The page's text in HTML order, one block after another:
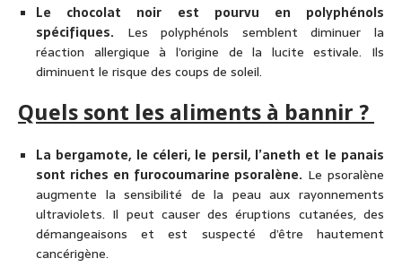
Le chocolat noir est pourvu en polyphénols
spécifiques. Les polyphénols semblent diminuer la
réaction allergique à l’origine de la lucite estivale. Ils
diminuent le risque des coups de soleil.
Quels sont les aliments à bannir ?
La bergamote, le céleri, le persil, l’aneth et le panais
sont riches en furocoumarine psoralène. Le psoralène
augmente la sensibilité de la peau aux rayonnements
ultraviolets. Il peut causer des éruptions cutanées, des
démangeaisons et est suspecté d’être hautement
cancérigène.